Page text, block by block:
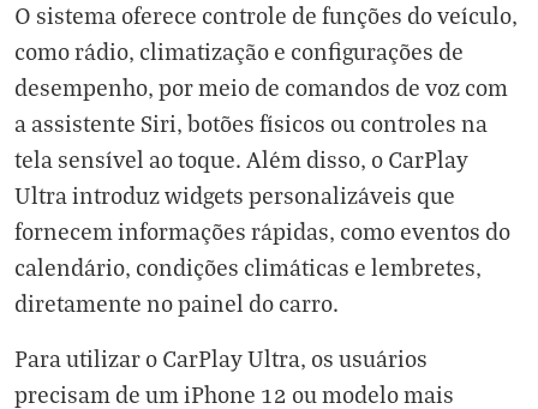
O sistema oferece controle de funções do veículo,
como rádio, climatização e configurações de
desempenho, por meio de comandos de voz com
a assistente Siri, botões físicos ou controles na
tela sensível ao toque. Além disso, o CarPlay
Ultra introduz widgets personalizáveis que
fornecem informações rápidas, como eventos do
calendário, condições climáticas e lembretes,
diretamente no painel do carro.
Para utilizar o CarPlay Ultra, os usuários
precisam de um iPhone 12 ou modelo mais